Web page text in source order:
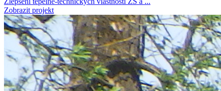
Zobrazit projekt